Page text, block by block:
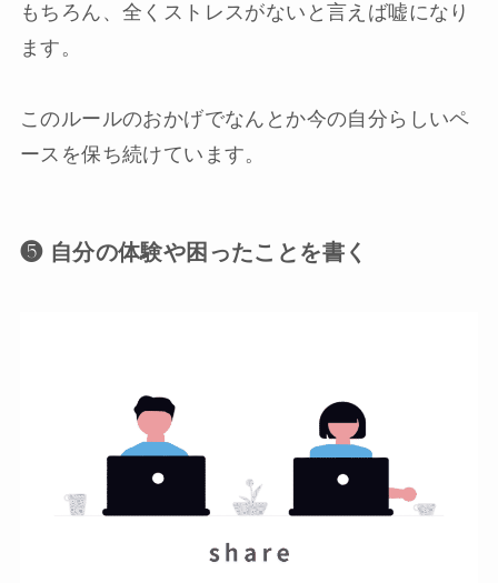
もちろん、全くストレスがないと言えば嘘になり
ます。
このルールのおかげでなんとか今の自分らしいペ
ースを保ち続けています。
❺ 自分の体験や困ったことを書く